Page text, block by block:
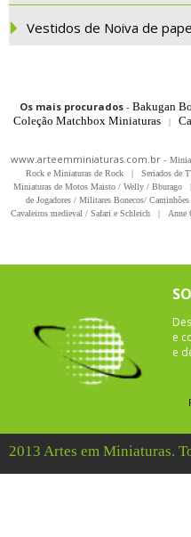
Vestidos de Noiva de
Os mais procurados- Bakugan
Coleção Matchbox Miniaturas
|
www.arteemminiaturas.com.br -
Rock e Miniaturas de Rock
| Seriados de
Miniaturas de Motos Maisto / Welly / Bburago
|
de Jogadores / Militares Bonecos/ Caminhões
Cavaleiros medieval / Safari e Schleich
| Anne
e
e
2013 Artes em Miniaturas.